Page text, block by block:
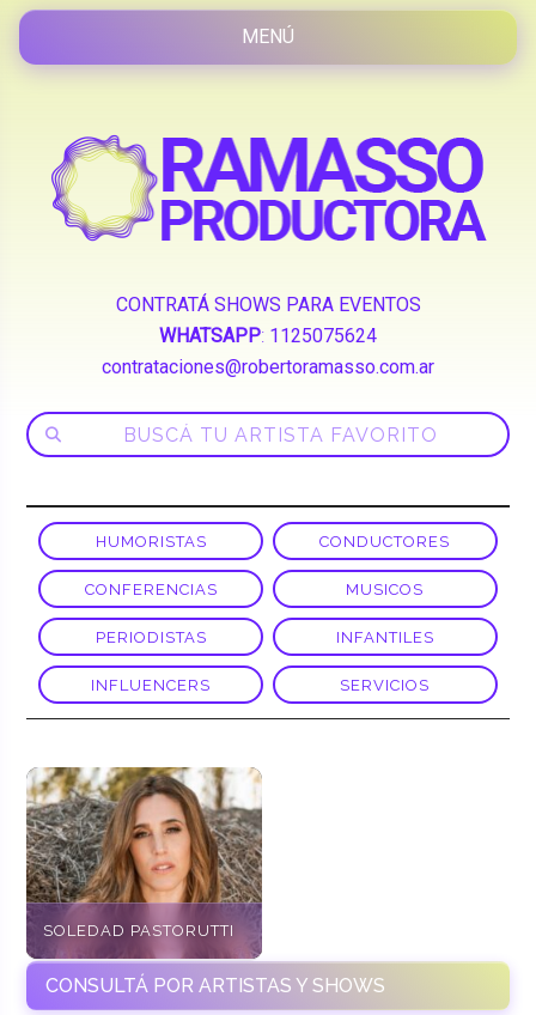
CONTRATÁ SHOWS PARA EVENTOS
WHATSAPP: 1125075624
contrataciones@robertoramasso.com.ar
HUMORISTAS CONDUCTORES
CONFERENCIAS MUSICOS
PERIODISTAS INFANTILES
INFLUENCERS SERVICIOS
SOLEDAD PASTORUTTI
CONSULTÁ POR ARTISTAS Y SHOWS